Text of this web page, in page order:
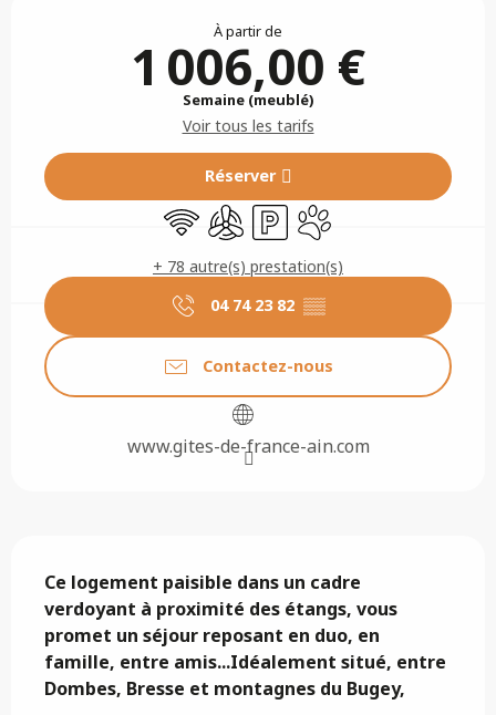
À partir de
1 006,00 €
Semaine (meublé)
Voir tous les tarifs
Réserver
WiFi Air conditionné
ParkingAnimaux acceptés
+ 78 autre(s) prestation(s)
04 74 23 82 ▒▒
Contactez-nous
www.gites-de-france-ain.com
Ce logement paisible dans un cadre
verdoyant à proximité des étangs, vous
promet un séjour reposant en duo, en
famille, entre amis...Idéalement situé, entre
Dombes, Bresse et montagnes du Bugey,